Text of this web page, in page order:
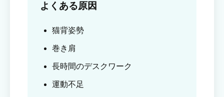
よくある原因
猫背姿勢
巻き肩
長時間のデスクワーク
運動不足